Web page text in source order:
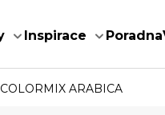
Inspirace Poradna
ARABICA